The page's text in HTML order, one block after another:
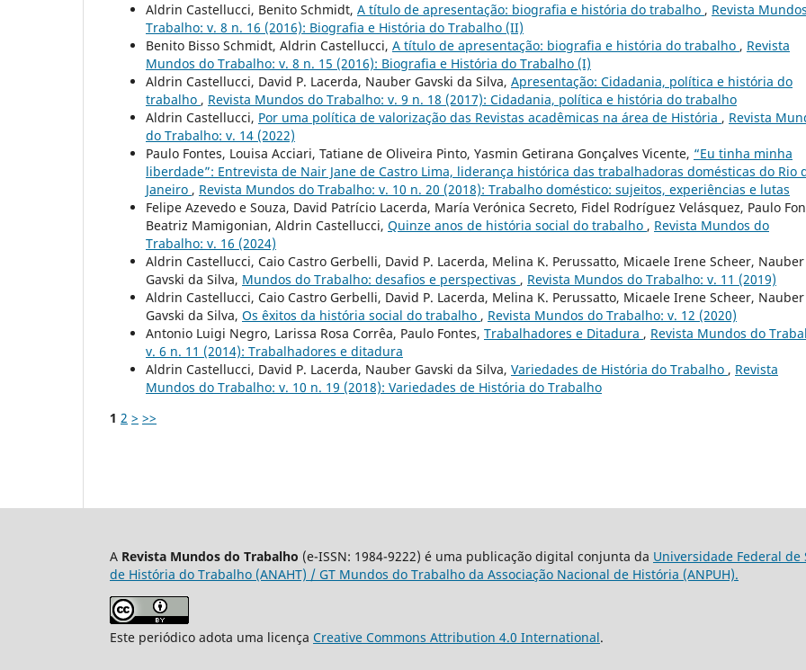
Aldrin Castellucci, Benito Schmidt, A título de apresentação: biografia e história do trabalho , Revista
Trabalho: v. 8 n. 16 (2016): Biografia e História do Trabalho (II)
Benito Bisso Schmidt, Aldrin Castellucci, A título de apresentação: biografia e história do trabalho , Revista
Mundos do Trabalho: v. 8 n. 15 (2016): Biografia e História do Trabalho (I)
Aldrin Castellucci, David P. Lacerda, Nauber Gavski da Silva, Apresentação: Cidadania, política e história do
trabalho , Revista Mundos do Trabalho: v. 9 n. 18 (2017): Cidadania, política e história do trabalho
Aldrin Castellucci, Por uma política de valorização das Revistas acadêmicas na área de História , Revista
do Trabalho: v. 14 (2022)
Paulo Fontes, Louisa Acciari, Tatiane de Oliveira Pinto, Yasmin Getirana Gonçalves Vicente, “Eu tinha minha
liberdade”: Entrevista de Nair Jane de Castro Lima, liderança histórica das trabalhadoras domésticas do Rio
Janeiro , Revista Mundos do Trabalho: v. 10 n. 20 (2018): Trabalho doméstico: sujeitos, experiências e lutas
Felipe Azevedo e Souza, David Patrício Lacerda, María Verónica Secreto, Fidel Rodríguez Velásquez, Paulo
Beatriz Mamigonian, Aldrin Castellucci, Quinze anos de história social do trabalho , Revista Mundos do
Trabalho: v. 16 (2024)
Aldrin Castellucci, Caio Castro Gerbelli, David P. Lacerda, Melina K. Perussatto, Micaele Irene Scheer, Nauber
Gavski da Silva, Mundos do Trabalho: desafios e perspectivas , Revista Mundos do Trabalho: v. 11 (2019)
Aldrin Castellucci, Caio Castro Gerbelli, David P. Lacerda, Melina K. Perussatto, Micaele Irene Scheer, Nauber
Gavski da Silva, Os êxitos da história social do trabalho , Revista Mundos do Trabalho: v. 12 (2020)
Antonio Luigi Negro, Larissa Rosa Corrêa, Paulo Fontes, Trabalhadores e Ditadura , Revista Mundos do
v. 6 n. 11 (2014): Trabalhadores e ditadura
Aldrin Castellucci, David P. Lacerda, Nauber Gavski da Silva, Variedades de História do Trabalho , Revista
Mundos do Trabalho: v. 10 n. 19 (2018): Variedades de História do Trabalho
1 2 > >>
A Revista Mundos do Trabalho (e-ISSN: 1984-9222) é uma publicação digital conjunta da Universidade Federal de
de História do Trabalho (ANAHT) / GT Mundos do Trabalho da Associação Nacional de História (ANPUH).
Este periódico adota uma licença Creative Commons Attribution 4.0 International.